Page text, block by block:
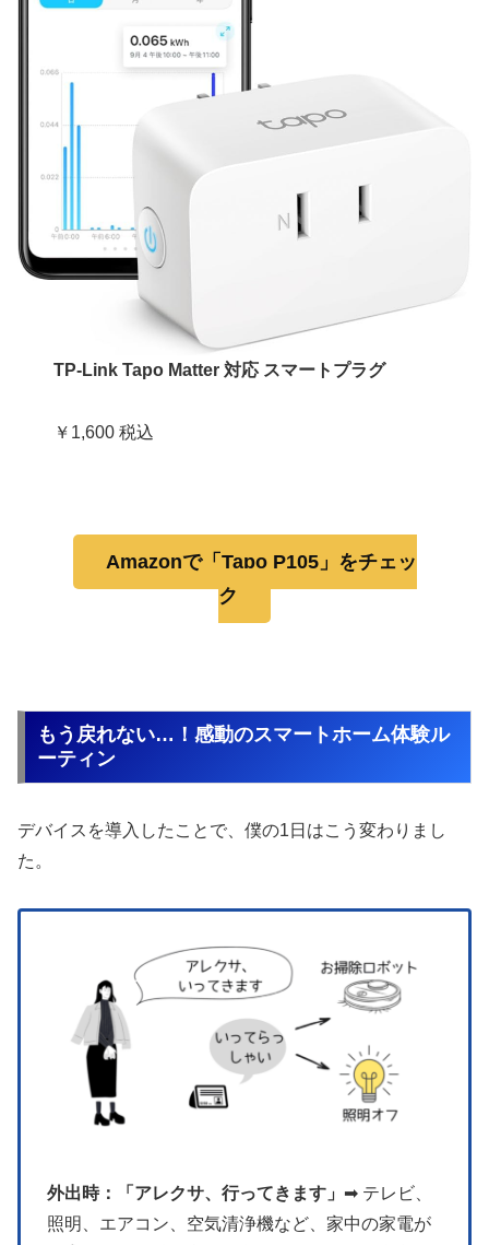
TP-Link Tapo Matter 対応 スマートプラグ
￥1,600 税込
Amazonで「Tapo P105」をチェッ
ク
もう戻れない…！感動のスマートホーム体験ル
ーティン
デバイスを導入したことで、僕の1日はこう変わりまし
た。
外出時：「アレクサ、行ってきます」 ➡︎ テレビ、
照明、エアコン、空気清浄機など、家中の家電が